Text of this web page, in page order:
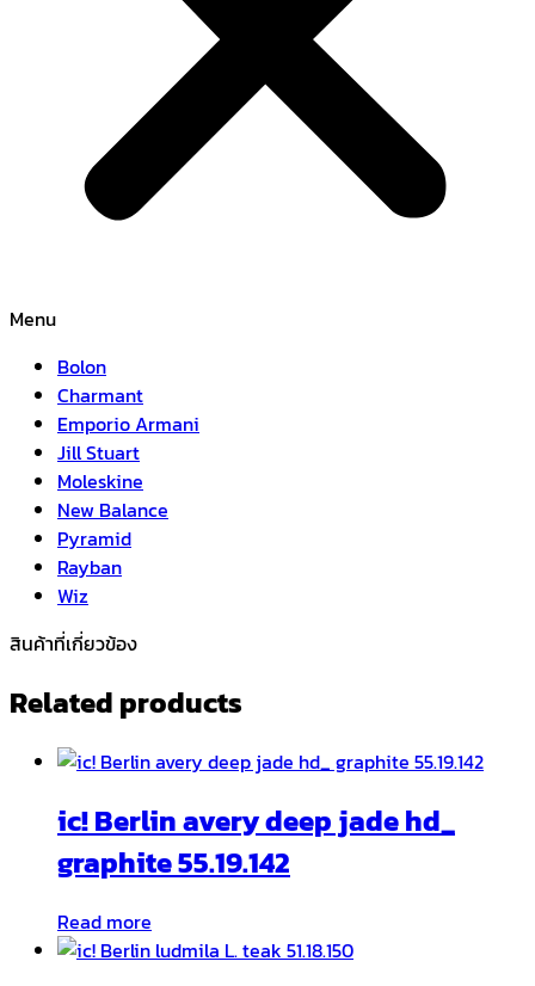
Menu
Bolon
Charmant
Emporio Armani
Jill Stuart
Moleskine
New Balance
Pyramid
Rayban
Wiz
สินค้าที่เกี่ยวข้อง
Related products
ic! Berlin avery deep jade hd_
graphite 55.19.142
Read more